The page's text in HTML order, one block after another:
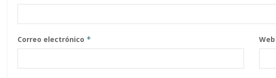
Correo electrónico * Web